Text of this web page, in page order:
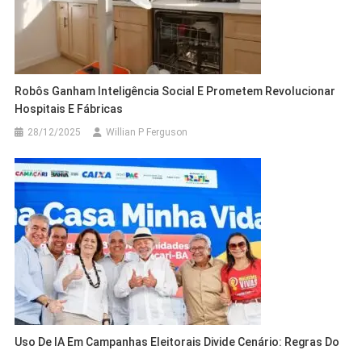
Robôs Ganham Inteligência Social E Prometem Revolucionar
Hospitais E Fábricas
28/12/2025 Willian P Ferguson
Uso De IA Em Campanhas Eleitorais Divide Cenário: Regras Do